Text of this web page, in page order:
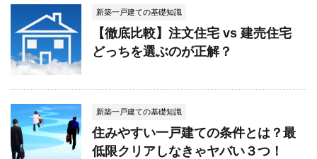
新築一戸建ての基礎知識
【徹底比較】注文住宅 vs 建売住宅
どっちを選ぶのが正解？
新築一戸建ての基礎知識
住みやすい一戸建ての条件とは？最
低限クリアしなきゃヤバい３つ！